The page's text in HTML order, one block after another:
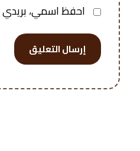
احفظ اسمي، بريدي
إرسال التعليق